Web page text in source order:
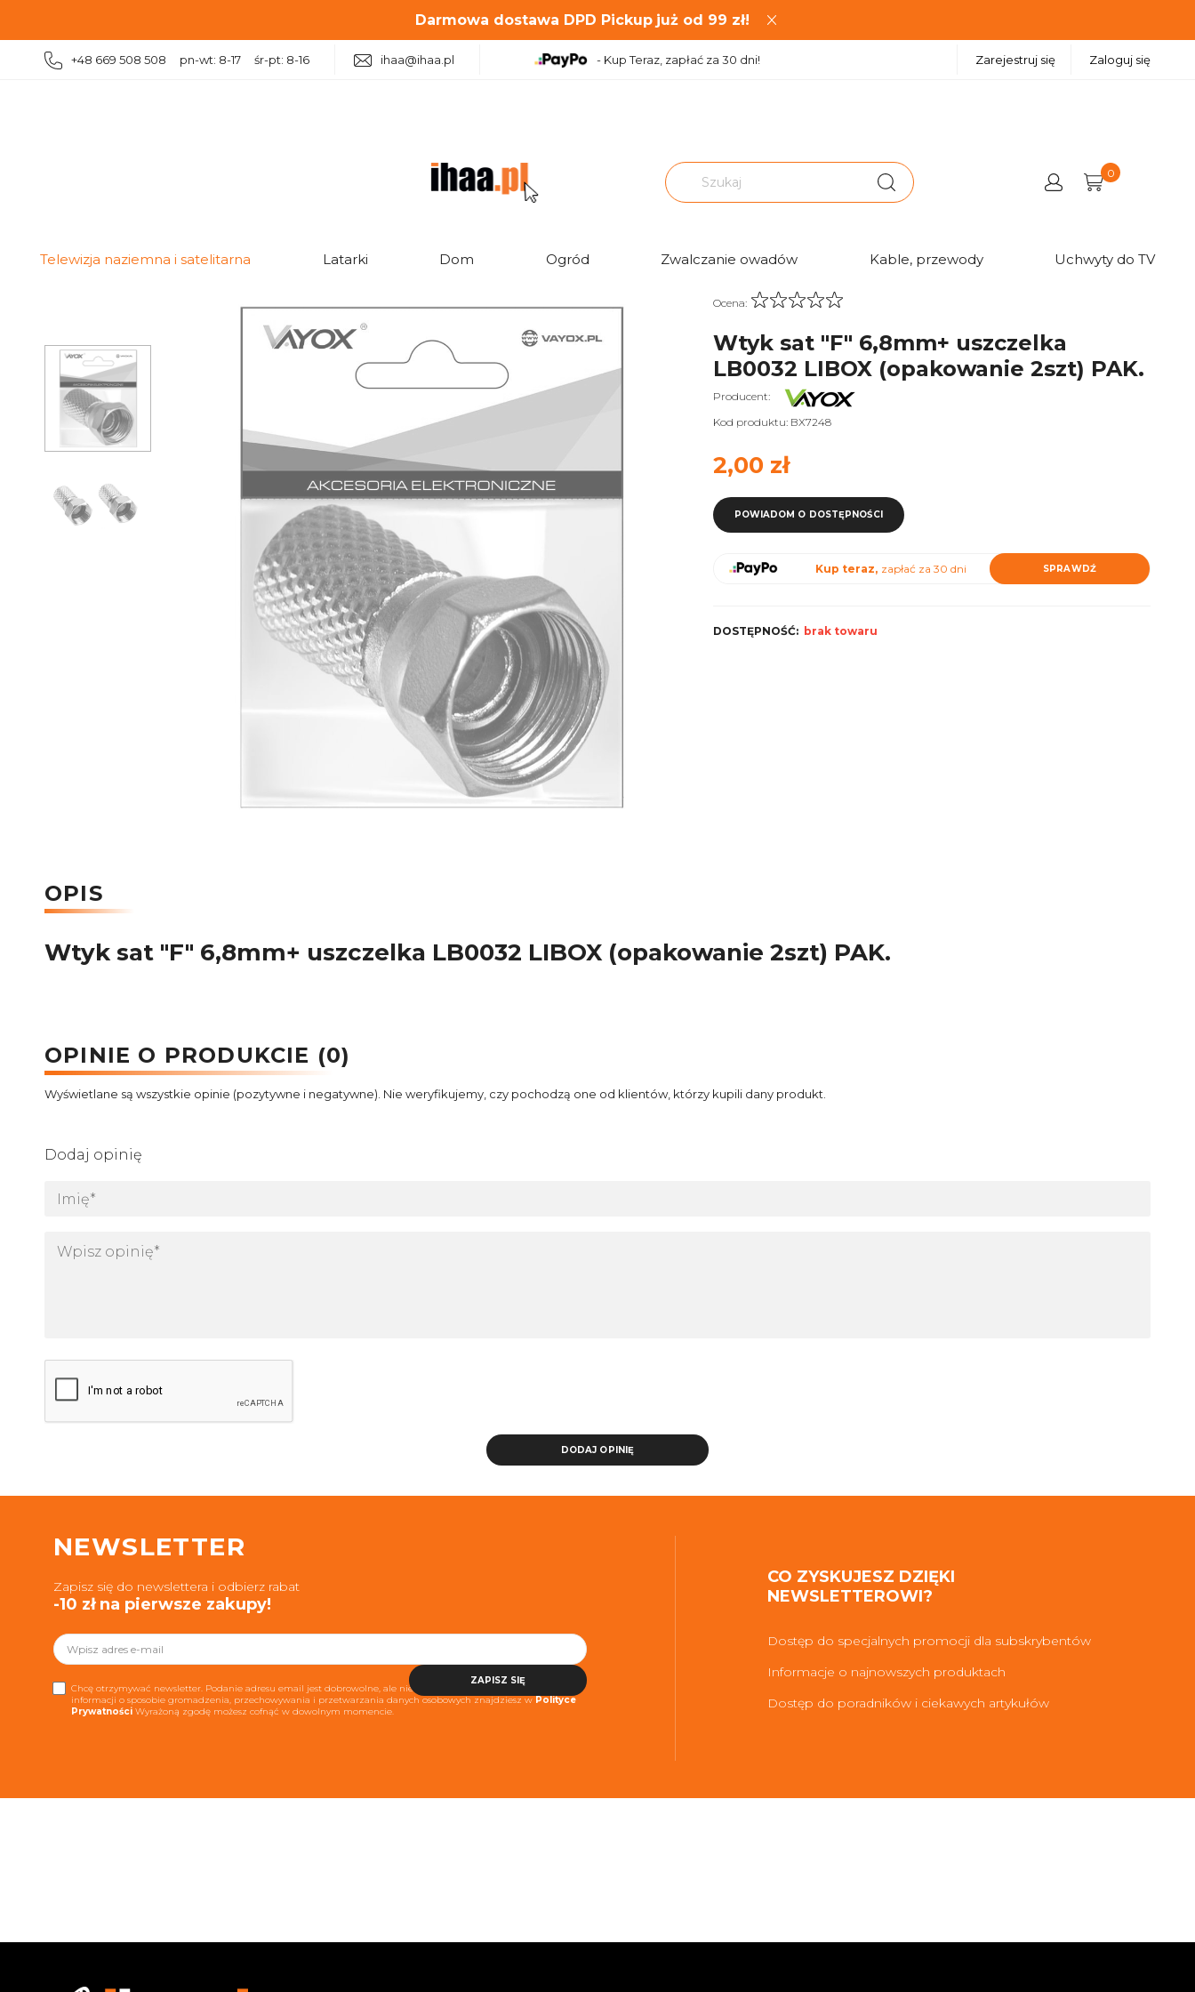
Darmowa dostawa DPD Pickup już od 99 zł!
+48 669 508 508 pn-wt: 8-17 śr-pt: 8-16 ihaa@ihaa.pl - Kup Teraz, zapłać za 30 dni! Zarejestruj się Zaloguj się
0
Telewizja naziemna i satelitarna Latarki Dom Ogród Zwalczanie owadów Kable, przewody Uchwyty do TV
Ocena:
Wtyk sat "F" 6,8mm+ uszczelka
LB0032 LIBOX (opakowanie 2szt) PAK.
Producent:
Kod produktu: BX7248
2,00 zł
POWIADOM O DOSTĘPNOŚCI
Kup teraz, zapłać za 30 dni SPRAWDŹ
DOSTĘPNOŚĆ: brak towaru
OPIS
Wtyk sat "F" 6,8mm+ uszczelka LB0032 LIBOX (opakowanie 2szt) PAK.
OPINIE O PRODUKCIE (0)
Wyświetlane są wszystkie opinie (pozytywne i negatywne). Nie weryfikujemy, czy pochodzą one od klientów, którzy kupili dany produkt.
Dodaj opinię
DODAJ OPINIĘ
NEWSLETTER
Zapisz się do newslettera i odbierz rabat
-10 zł na pierwsze zakupy!
ZAPISZ SIĘ
Chcę otrzymywać newsletter. Podanie adresu email jest dobrowolne, ale niezbędne do realizacji usługi. Więcej
informacji o sposobie gromadzenia, przechowywania i przetwarzania danych osobowych znajdziesz wPolityce
Prywatności Wyrażoną zgodę możesz cofnąć w dowolnym momencie.
CO ZYSKUJESZ DZIĘKI
NEWSLETTEROWI?
Dostęp do specjalnych promocji dla subskrybentów
Informacje o najnowszych produktach
Dostęp do poradników i ciekawych artykułów